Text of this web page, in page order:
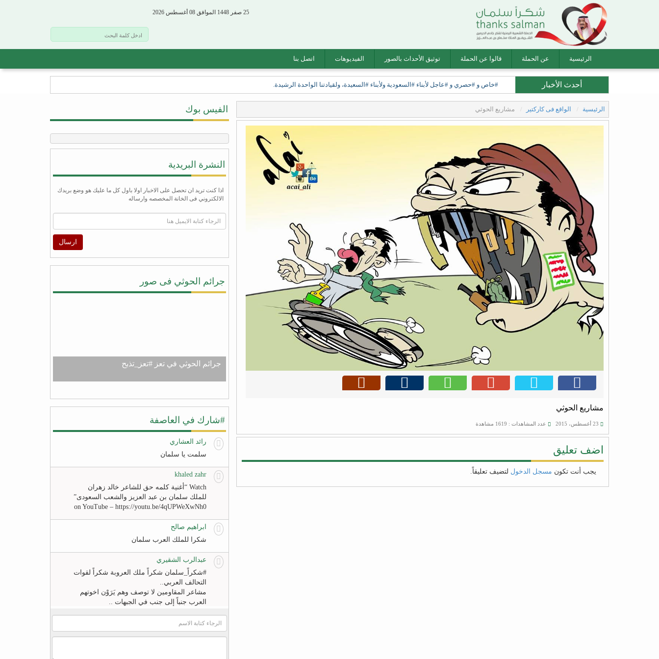
25 صفر 1448 الموافق 08 أغسطس 2026
الرئيسية عن الحملة قالوا عن الحملة توثيق الأحداث بالصور الفيديوهات اتصل بنا
أحدث الأخبار #خاص و #حصري و #عاجل لأبناء #السعودية ولأبناء #السعيدة، ولقيادتنا الواحدة الرشيدة.
الرئيسية الواقع فى كاركتير مشاريع الحوثي
مشاريع الحوثي
عدد المشاهدات : 1619 مشاهدة
اضف تعليق
يجب أنت تكون مسجل الدخول لتضيف تعليقاً.
الفيس بوك
النشرة البريدية
اذا كنت تريد ان تحصل على الاخبار اولا باول كل ما عليك هو وضع بريدك
الالكتروني فى الخانة المخصصه وارساله
ارسال
جرائم الحوثي فى صور
جرائم الحوثي في تعز #تعز_تذبح
#شارك في العاصفة
رائد العشاري
سلمت يا سلمان
khaled zahr
Watch “أغنية كلمه حق للشاعر خالد زهران
للملك سلمان بن عبد العزيز والشعب السعودى”
on YouTube – https://youtu.be/4qUPWeXwNh0
ابراهيم صالح
شكرا للملك العرب سلمان
عبدالرب الشقيري
#‏شكراً_سلمان‬ شكراً ملك العروبة شكراً لقوات
التحالف العربي..
مشاعر المقاومين لا توصف وهم يَرَوْن اخوتهم
العرب جنباً إلى جنب في الجبهات ..
FB